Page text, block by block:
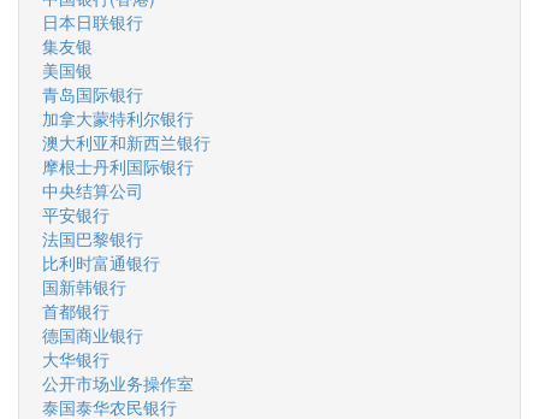
日本日联银行
集友银
美国银
青岛国际银行
加拿大蒙特利尔银行
澳大利亚和新西兰银行
摩根士丹利国际银行
中央结算公司
平安银行
法国巴黎银行
比利时富通银行
国新韩银行
首都银行
德国商业银行
大华银行
公开市场业务操作室
泰国泰华农民银行